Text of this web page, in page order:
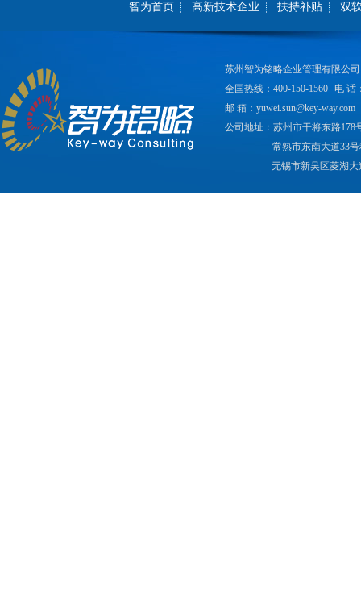
智为首页 高新技术企业 扶持补贴 双
苏州智为铭略企业管理有限公司
全国热线：400-150-1560 电 话
邮 箱：yuwei.sun@key-way.com
公司地址：苏州市干将东路178
常熟市东南大道33
无锡市新吴区菱湖大